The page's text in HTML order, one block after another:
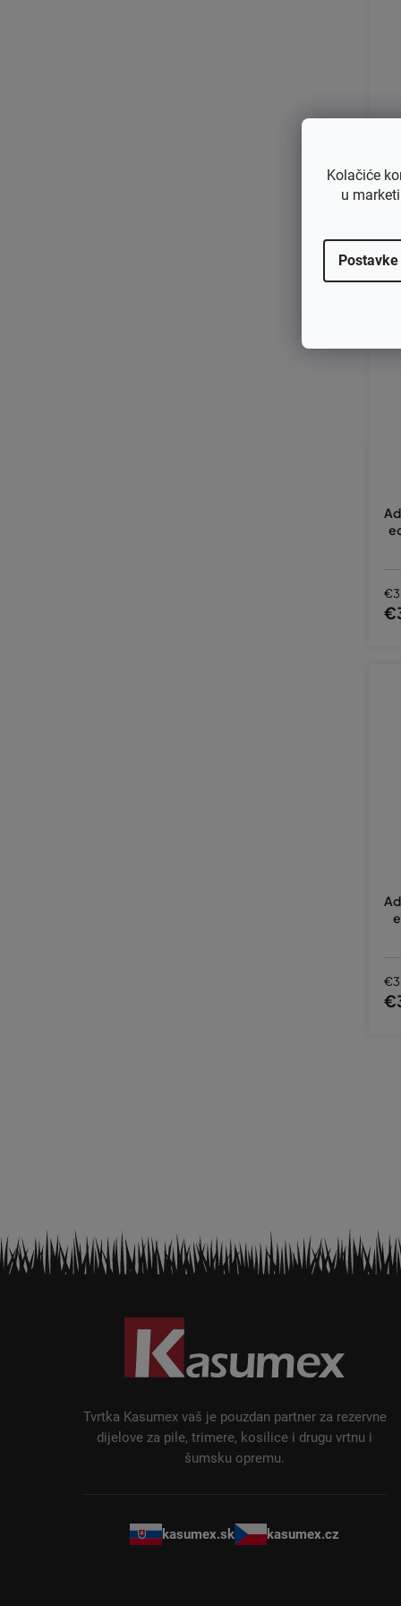
Kolačiće
u
Postavke
€3
€3
Tvrtka Kasumex vaš je pouzdan partner za rezervne
dijelove za pile, trimere, kosilice i drugu vrtnu i
šumsku opremu.
kasumex.sk kasumex.cz